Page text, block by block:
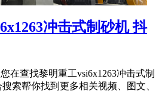
冲击式制砂机 抖
在查找黎明重工vsi6x1263冲击式制
索帮你找到更多相关视频、图文、